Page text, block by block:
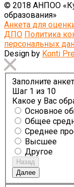
© 2018 АНПОО
образования»
Анкета для
ДПО Политика
персональных
Design by Konti
Заполните
Шаг 1 из 10
Какое у Вас
Основное
Общее
Среднее
Высшее
Другое
Назад
Далее